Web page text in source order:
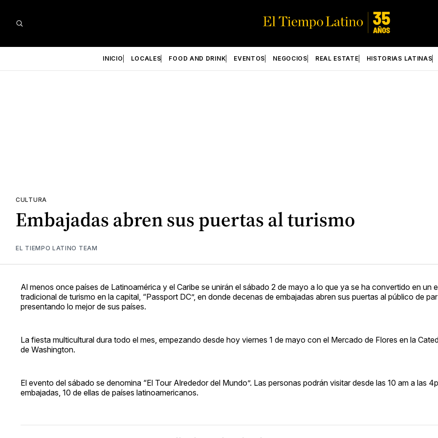
INICIO LOCALES FOOD AND DRINK EVENTOS NEGOCIOS REAL ESTATE HISTORIAS LATINAS
CULTURA
Embajadas abren sus puertas al turismo
EL TIEMPO LATINO TEAM
Al menos once países de Latinoamérica y el Caribe se unirán el sábado 2 de mayo a lo que ya se ha convertido en un
tradicional de turismo en la capital, “Passport DC”, en donde decenas de embajadas abren sus puertas al público de
presentando lo mejor de sus países.
La fiesta multicultural dura todo el mes, empezando desde hoy viernes 1 de mayo con el Mercado de Flores en la
de Washington.
El evento del sábado se denomina “El Tour Alrededor del Mundo”. Las personas podrán visitar desde las 10 am a las
embajadas, 10 de ellas de países latinoamericanos.